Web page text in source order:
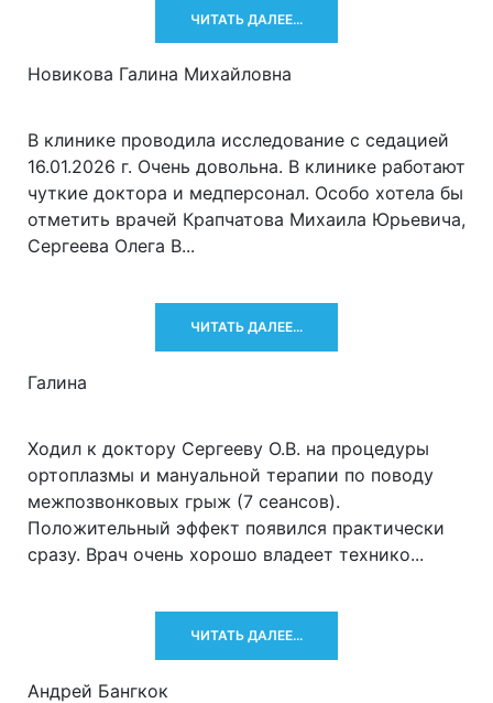
ЧИТАТЬ ДАЛЕЕ...
Новикова Галина Михайловна
В клинике проводила исследование с седацией
16.01.2026 г. Очень довольна. В клинике работают
чуткие доктора и медперсонал. Особо хотела бы
отметить врачей Крапчатова Михаила Юрьевича,
Сергеева Олега В...
ЧИТАТЬ ДАЛЕЕ...
Галина
Ходил к доктору Сергееву О.В. на процедуры
ортоплазмы и мануальной терапии по поводу
межпозвонковых грыж (7 сеансов).
Положительный эффект появился практически
сразу. Врач очень хорошо владеет технико...
ЧИТАТЬ ДАЛЕЕ...
Андрей Бангкок